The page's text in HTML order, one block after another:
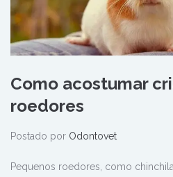
Como acostumar
roedores
Postado por Odontovet
Pequenos roedores, como